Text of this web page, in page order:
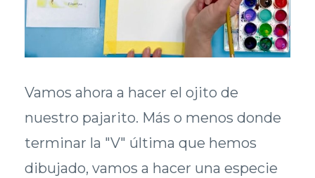
Vamos ahora a hacer el ojito de
nuestro pajarito. Más o menos donde
terminar la "V" última que hemos
dibujado, vamos a hacer una especie